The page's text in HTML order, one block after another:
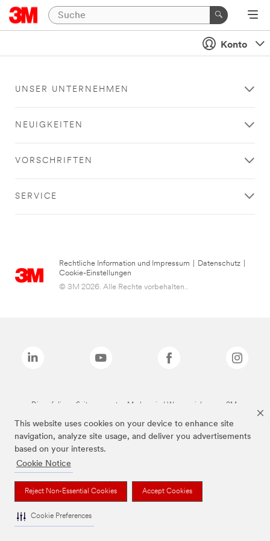
This website uses cookies on your device to enhance site
navigation, analyze site usage, and deliver you advertisements
based on your interests.
Cookie Notice
Reject Non-Essential Cookies Accept Cookies
Cookie Preferences
Konto
UNSER UNTERNEHMEN
NEUIGKEITEN
VORSCHRIFTEN
SERVICE
Rechtliche Information und Impressum Datenschutz
Cookie-Einstellungen
© 3M 2026. Alle Rechte vorbehalten..
Die auf dieser Seite genannten Marken sind Warenzeichen von 3M.